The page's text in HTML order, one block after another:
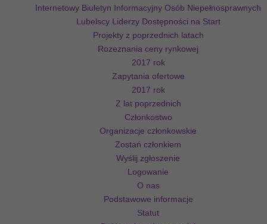
Internetowy Biuletyn Informacyjny Osób Niepełnosprawnych
Lubelscy Liderzy Dostępności na Start
Projekty z poprzednich latach
Rozeznania ceny rynkowej
2017 rok
Zapytania ofertowe
2017 rok
Z lat poprzednich
Członkostwo
Organizacje członkowskie
Zostań członkiem
Wyślij zgłoszenie
Logowanie
O nas
Podstawowe informacje
Statut